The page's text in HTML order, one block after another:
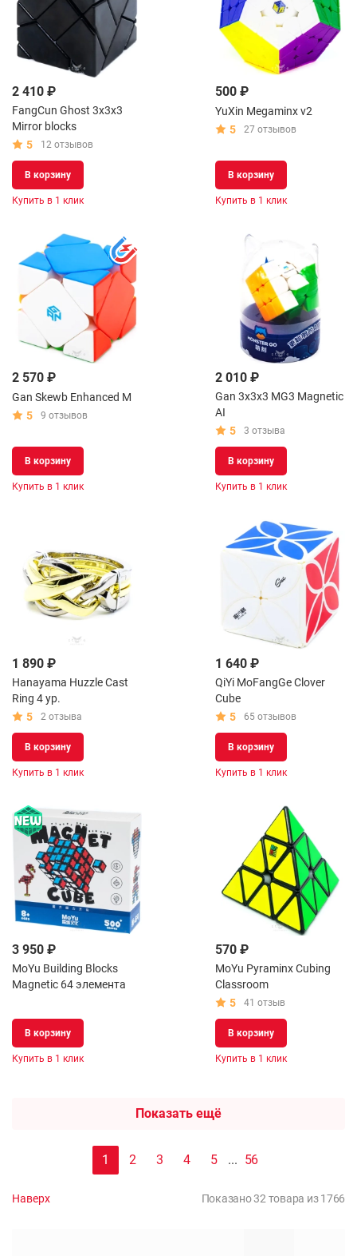
2 410 ₽
FangCun Ghost 3x3x3
Mirror blocks
5
12 отзывов
В корзину
Купить в 1 клик
500 ₽
YuXin Megaminx v2
5
27 отзывов
В корзину
Купить в 1 клик
2 570 ₽
Gan Skewb Enhanced M
5
9 отзывов
В корзину
Купить в 1 клик
2 010 ₽
Gan 3x3x3 MG3 Magnetic
AI
5
3 отзыва
В корзину
Купить в 1 клик
1 890 ₽
Hanayama Huzzle Cast
Ring 4 ур.
5
2 отзыва
В корзину
Купить в 1 клик
1 640 ₽
QiYi MoFangGe Clover
Cube
5
65 отзывов
В корзину
Купить в 1 клик
3 950 ₽
MoYu Building Blocks
Magnetic 64 элемента
В корзину
Купить в 1 клик
570 ₽
MoYu Pyraminx Cubing
Classroom
5
41 отзыв
В корзину
Купить в 1 клик
Показать ещё
1 2 3 4 5 ... 56
Наверх Показано 32 товара из 1766